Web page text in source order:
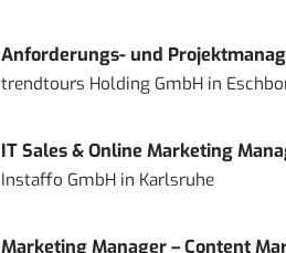
Anforderungs- und
trendtours Holding GmbHin
IT Sales & Online Marketing
Instaffo GmbHin Karlsruhe
Marketing Manager – Content